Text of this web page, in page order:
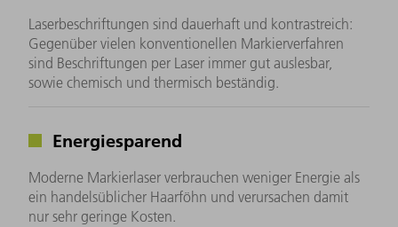
Laserbeschriftungen sind dauerhaft und kontrastreich:
Gegenüber vielen konventionellen Markierverfahren
sind Beschriftungen per Laser immer gut auslesbar,
sowie chemisch und thermisch beständig.
Energiesparend
Moderne Markierlaser verbrauchen weniger Energie als
ein handelsüblicher Haarföhn und verursachen damit
nur sehr geringe Kosten.